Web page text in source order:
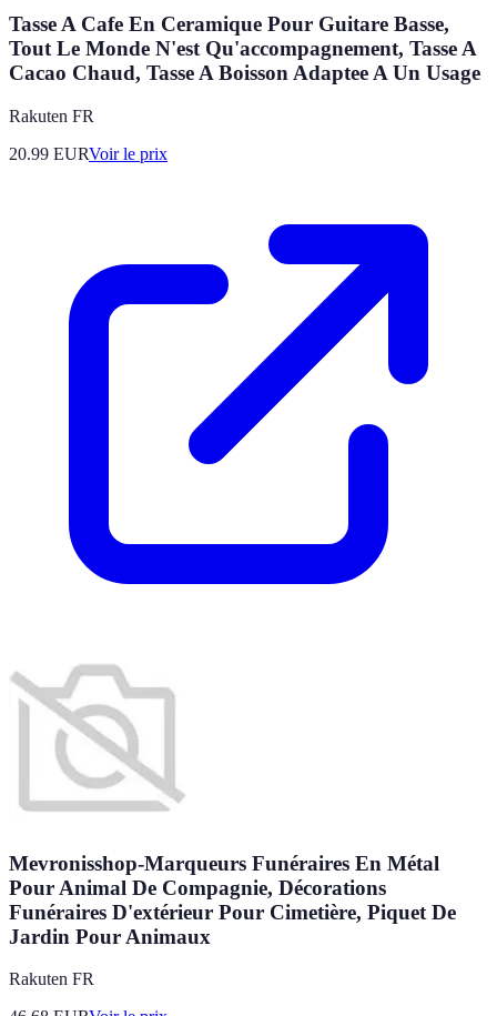
Tasse A Cafe En Ceramique Pour Guitare Basse,
Tout Le Monde N'est Qu'accompagnement, Tasse A
Cacao Chaud, Tasse A Boisson Adaptee A Un Usage
Rakuten FR
20.99 EURVoir le prix
Mevronisshop-Marqueurs Funéraires En Métal
Pour Animal De Compagnie, Décorations
Funéraires D'extérieur Pour Cimetière, Piquet De
Jardin Pour Animaux
Rakuten FR